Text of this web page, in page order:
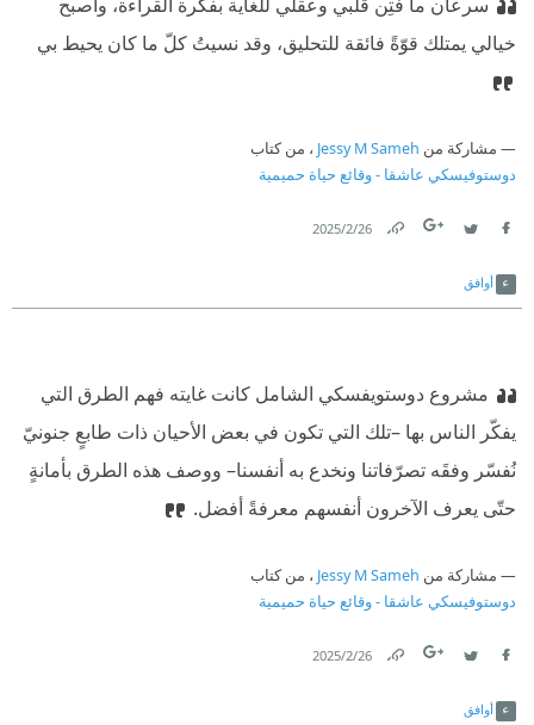
خيالي يمتلك قوّةً فائقة للتحليق، وقد نسيتُ كلّ ما كان يحيط بي
مشاركة من Jessy M Sameh ، من كتاب
دوستوفيسكي عاشقا - وقائع حياة حميمية
26‏/2‏/2025
أوافق
مشروع دوستويفسكي الشامل كانت غايته فهم الطرق التي
يفكّر الناس بها –تلك التي تكون في بعض الأحيان ذات طابعٍ جنونيّ
نُفسّر وفقَه تصرّفاتنا ونخدع به أنفسنا– ووصف هذه الطرق بأمانةٍ
حتّى يعرف الآخرون أنفسهم معرفةً أفضل.
مشاركة من Jessy M Sameh ، من كتاب
دوستوفيسكي عاشقا - وقائع حياة حميمية
26‏/2‏/2025
أوافق